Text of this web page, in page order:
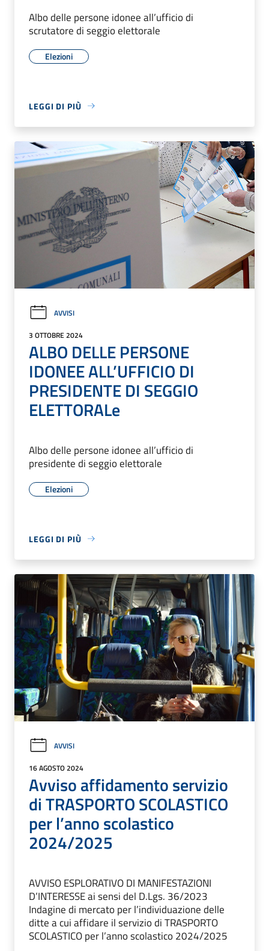
Albo delle persone idonee all’ufficio di
scrutatore di seggio elettorale
Elezioni
LEGGI DI PIÙ
AVVISI
3 OTTOBRE 2024
ALBO DELLE PERSONE
IDONEE ALL’UFFICIO DI
PRESIDENTE DI SEGGIO
ELETTORALe
Albo delle persone idonee all’ufficio di
presidente di seggio elettorale
Elezioni
LEGGI DI PIÙ
AVVISI
16 AGOSTO 2024
Avviso affidamento servizio
di TRASPORTO SCOLASTICO
per l’anno scolastico
2024/2025
AVVISO ESPLORATIVO DI MANIFESTAZIONI
D’INTERESSE ai sensi del D.Lgs. 36/2023
Indagine di mercato per l’individuazione delle
ditte a cui affidare il servizio di TRASPORTO
SCOLASTICO per l’anno scolastico 2024/2025